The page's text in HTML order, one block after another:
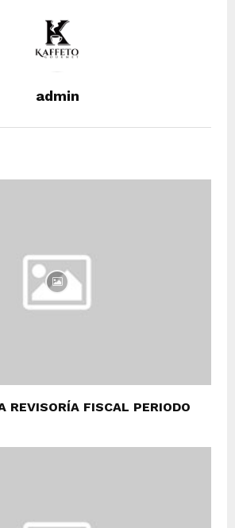
admin
REVISORÍA FISCAL PERIODO